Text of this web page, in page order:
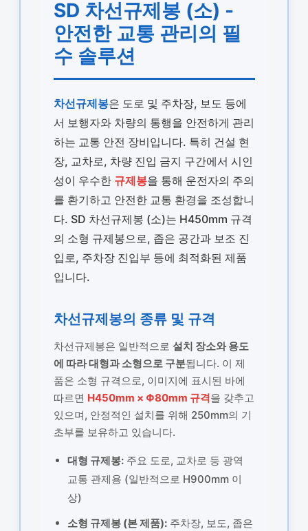
SD 차선규제봉 (소) -
안전한 교통 관리의 필
수 솔루션
차선규제봉은 도로 및 주차장, 보도 등에
서 보행자와 차량의 통행을 안전하게 관리
하는 교통 안전 장비입니다. 특히 건설 현
장, 교차로, 차량 진입 금지 구간에서 시인
성이 우수한 규제봉을 통해 운전자의 주의
를 환기하고 안전한 교통 환경을 조성합니
다. SD 차선규제봉 (소)는 H450mm 규격
의 소형 규제봉으로, 좁은 공간과 보조 진
입로, 주차장 진입부 등에 최적화된 제품
입니다.
차선규제봉의 종류 및 규격
차선규제봉은 일반적으로 설치 장소와 용도
에 따라 대형과 소형으로 구분됩니다. 이 제
품은 소형 규격으로, 이미지에 표시된 바에
따르면 H450mm × Φ80mm 규격을 갖추고
있으며, 안정적인 설치를 위해 250mm의 기
초부를 보유하고 있습니다.
대형 규제봉:주요 도로, 교차로 등 광역
교통 관제용 (일반적으로 H900mm 이
상)
소형 규제봉 (본 제품):주차장, 보도, 좁은